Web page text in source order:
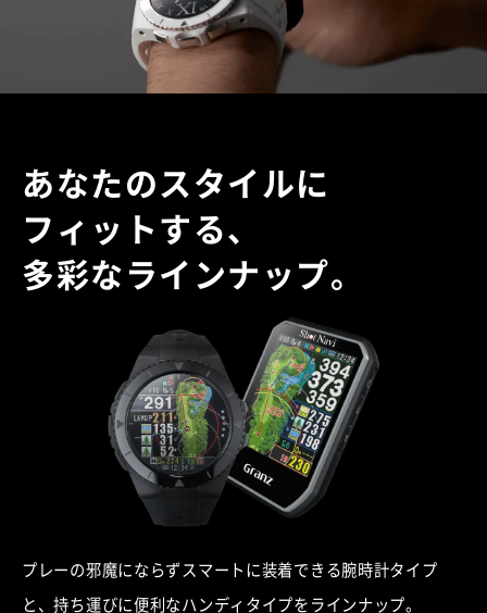
あなたのスタイルに
フィットする、
多彩なラインナップ。
プレーの邪魔にならずスマートに装着できる腕時計タイプ
と、持ち運びに便利なハンディタイプをラインナップ。